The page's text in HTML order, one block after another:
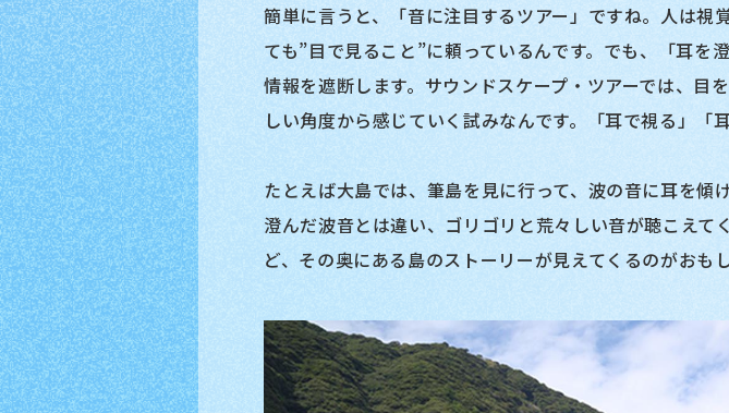
簡単に言うと、「音に注目するツアー」ですね。人は
ても”目で見ること”に頼っているんです。でも、「耳
情報を遮断します。サウンドスケープ・ツアーでは、
しい角度から感じていく試みなんです。「耳で視る」「
たとえば大島では、筆島を見に行って、波の音に耳を
澄んだ波音とは違い、ゴリゴリと荒々しい音が聴こえ
ど、その奥にある島のストーリーが見えてくるのがおもし